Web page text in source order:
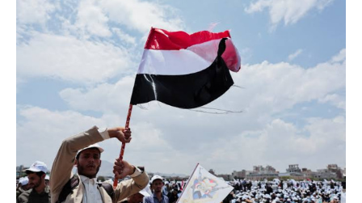
beynəlxalq ictimaiyyəti uşaqların müdafiəsi və humanitar
yardımın artırılması üçün təcili addımlar atmağa çağırıb.